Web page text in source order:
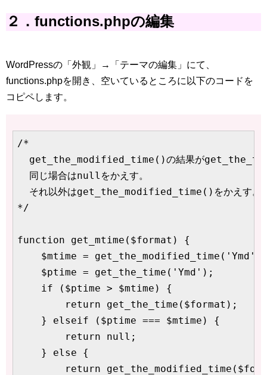
２．functions.phpの編集
WordPressの「外観」→「テーマの編集」にて、
functions.phpを開き、空いているところに以下のコードを
コピペします。
/*
get_the_modified_time()の結果が
  同じ場合はnullをかえす。
  それ以外はget_the_modified_time()をかえす。
*/
function get_mtime($format) {
    $mtime = get_the_modified_time('Ymd');
    $ptime = get_the_time('Ymd');
    if ($ptime > $mtime) {
        return get_the_time($format);
    } elseif ($ptime === $mtime) {
        return null;
    } else {
return